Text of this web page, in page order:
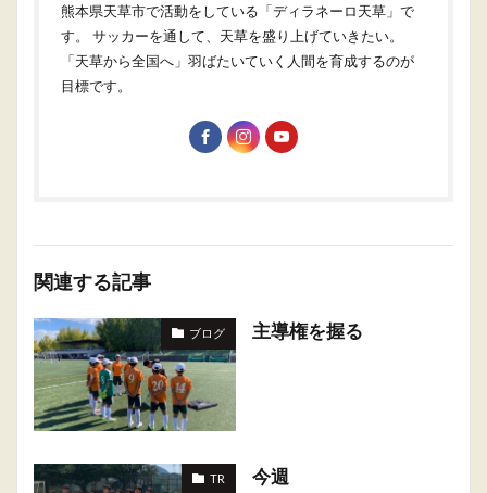
熊本県天草市で活動をしている「ディラネーロ天草」で
す。 サッカーを通して、天草を盛り上げていきたい。
「天草から全国へ」羽ばたいていく人間を育成するのが
目標です。
関連する記事
ブログ 主導権を握る
TR 今週